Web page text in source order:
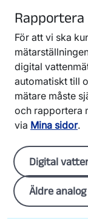
För att vi ska
digital
automatiskt till
mätare måste
och rapportera
via Mina sidor.
Digital
Äldre